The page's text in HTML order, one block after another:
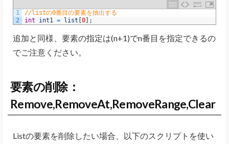
1
2
//listの0番目の要素を抽出する
int
int1 = list [0] ;
追加と同様、要素の指定は(n+1)でn番目を指定できるの
でご注意ください。
要素の削除：
Remove,RemoveAt,RemoveRange,Clear
Listの要素を削除したい場合、以下のスクリプトを使い